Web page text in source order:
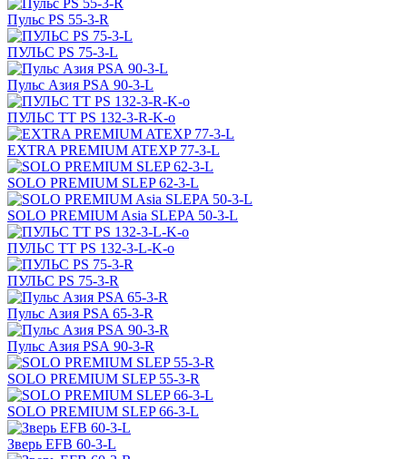
Пульс PS 55-3-R
ПУЛЬС PS 75-3-L
Пульс Азия PSА 90-3-L
ПУЛЬС ТТ PS 132-3-R-K-o
EXTRA PREMIUM ATEXP 77-3-L
SOLO PREMIUM SLEP 62-3-L
SOLO PREMIUM Asia SLEPA 50-3-L
ПУЛЬС ТТ PS 132-3-L-K-o
ПУЛЬС PS 75-3-R
Пульс Азия PSA 65-3-R
Пульс Азия PSА 90-3-R
SOLO PREMIUM SLEP 55-3-R
SOLO PREMIUM SLEP 66-3-L
Зверь EFB 60-3-L